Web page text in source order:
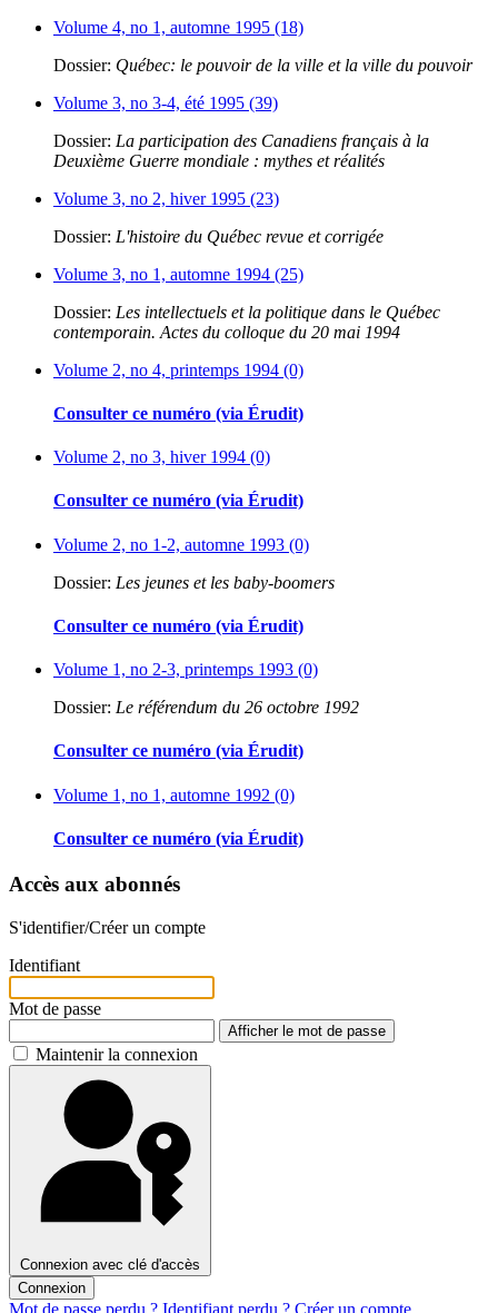
Volume 4, no 1, automne 1995 (18)
Dossier: Québec: le pouvoir de la ville et la ville du pouvoir
Volume 3, no 3-4, été 1995 (39)
Dossier: La participation des Canadiens français à la
Deuxième Guerre mondiale : mythes et réalités
Volume 3, no 2, hiver 1995 (23)
Dossier: L'histoire du Québec revue et corrigée
Volume 3, no 1, automne 1994 (25)
Dossier: Les intellectuels et la politique dans le Québec
contemporain. Actes du colloque du 20 mai 1994
Volume 2, no 4, printemps 1994 (0)
Consulter ce numéro (via Érudit)
Volume 2, no 3, hiver 1994 (0)
Consulter ce numéro (via Érudit)
Volume 2, no 1-2, automne 1993 (0)
Dossier: Les jeunes et les baby-boomers
Consulter ce numéro (via Érudit)
Volume 1, no 2-3, printemps 1993 (0)
Dossier: Le référendum du 26 octobre 1992
Consulter ce numéro (via Érudit)
Volume 1, no 1, automne 1992 (0)
Consulter ce numéro (via Érudit)
Accès aux abonnés
S'identifier/Créer un compte
Identifiant
Mot de passe
Afficher le mot de passe
Maintenir la connexion
Connexion avec clé d'accès
Connexion
Mot de passe perdu ? Identifiant perdu ? Créer un compte